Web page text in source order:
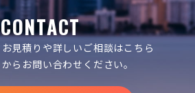
CONTACT
お見積りや詳しいご相談はこちら
からお問い合わせください。